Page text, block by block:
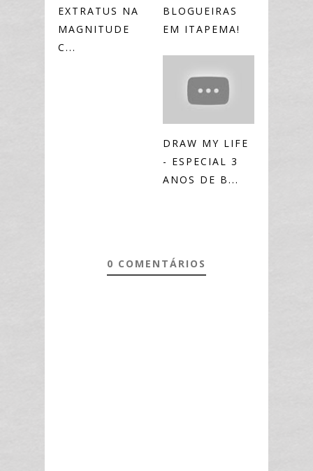
EXTRATUS NA
MAGNITUDE
C...
BLOGUEIRAS
EM ITAPEMA!
DRAW MY LIFE
- ESPECIAL 3
ANOS DE B...
0 COMENTÁRIOS